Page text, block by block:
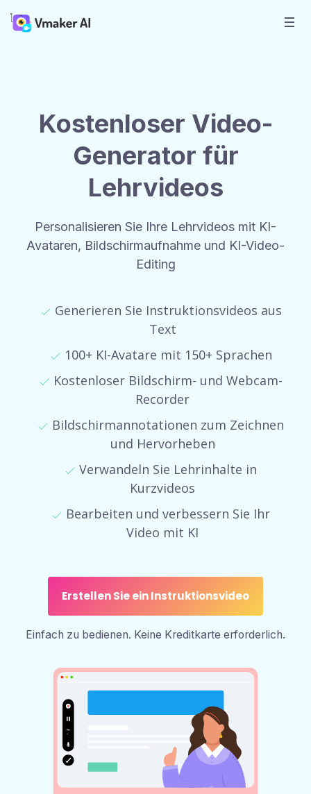
Kostenloser Video-
Generator für
Lehrvideos
Personalisieren Sie Ihre Lehrvideos mit KI-
Avataren, Bildschirmaufnahme und KI-Video-
Editing
Generieren Sie Instruktionsvideos aus
Text
100+ KI-Avatare mit 150+ Sprachen
Kostenloser Bildschirm- und Webcam-
Recorder
Bildschirmannotationen zum Zeichnen
und Hervorheben
Verwandeln Sie Lehrinhalte in
Kurzvideos
Bearbeiten und verbessern Sie Ihr
Video mit KI
Erstellen Sie ein Instruktionsvideo
Einfach zu bedienen. Keine Kreditkarte erforderlich.